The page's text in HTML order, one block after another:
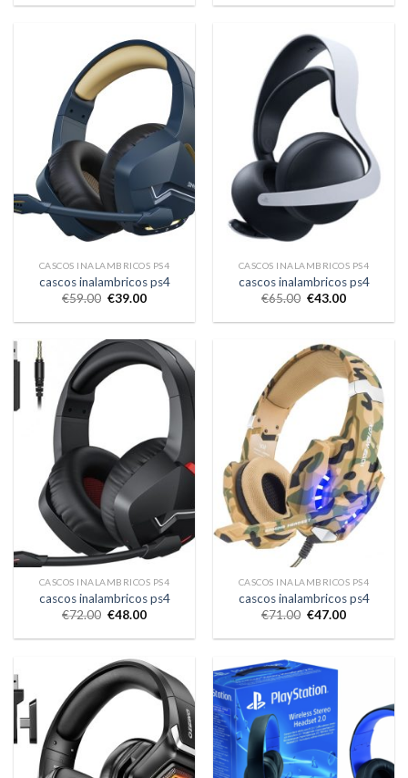
CASCOS INALAMBRICOS PS4
cascos inalambricos ps4
€59.00 €39.00
CASCOS INALAMBRICOS PS4
cascos inalambricos ps4
€65.00 €43.00
CASCOS INALAMBRICOS PS4
cascos inalambricos ps4
€72.00 €48.00
CASCOS INALAMBRICOS PS4
cascos inalambricos ps4
€71.00 €47.00